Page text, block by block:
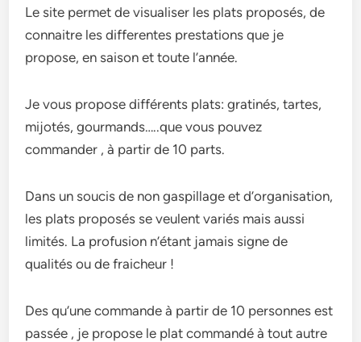
Le site permet de visualiser les plats proposés, de
connaitre les differentes prestations que je
propose, en saison et toute l’année.
Je vous propose différents plats: gratinés, tartes,
mijotés, gourmands…..que vous pouvez
commander , à partir de 10 parts.
Dans un soucis de non gaspillage et d’organisation,
les plats proposés se veulent variés mais aussi
limités. La profusion n’étant jamais signe de
qualités ou de fraicheur !
Des qu’une commande à partir de 10 personnes est
passée , je propose le plat commandé à tout autre